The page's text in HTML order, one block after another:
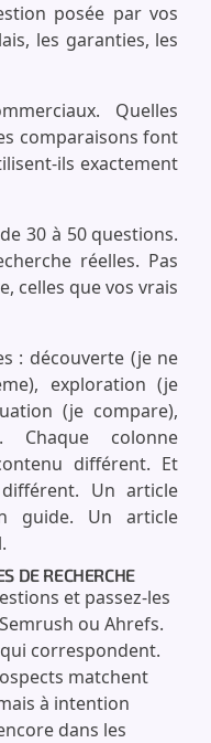
posée par vos
les garanties, les
Quelles
comparaisons font
ils exactement
30 à 50 questions.
réelles. Pas
celles que vos vrais
: découverte (je ne
exploration (je
(je compare),
Chaque colonne
différent. Et
Un article
guide. Un article
DE RECHERCHE
et passez-les
ou Ahrefs.
correspondent.
matchent
à intention
dans les